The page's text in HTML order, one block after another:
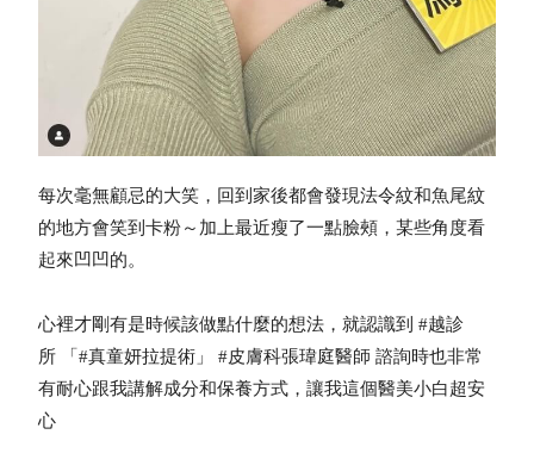
每次毫無顧忌的大笑，回到家後都會發現法令紋和魚尾紋
的地方會笑到卡粉～加上最近瘦了一點臉頰，某些角度看
起來凹凹的。
心裡才剛有是時候該做點什麼的想法，就認識到 #越診
所 「#真童妍拉提術」 #皮膚科張瑋庭醫師 諮詢時也非常
有耐心跟我講解成分和保養方式，讓我這個醫美小白超安
心